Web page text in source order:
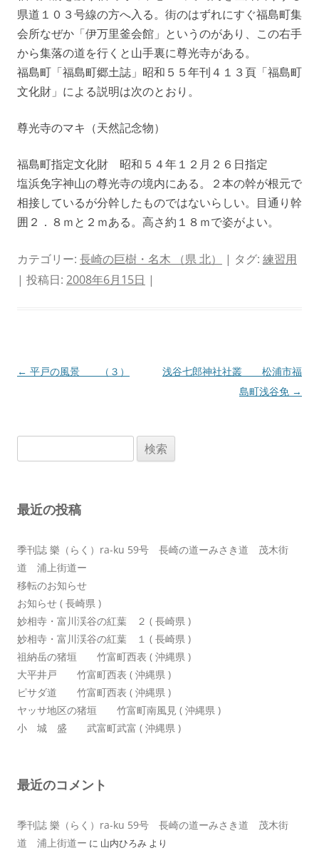
県道１０３号線の方へ入る。街のはずれにすぐ福島町集
会所なぜか「伊万里釜会館」というのがあり、この右手
から集落の道を行くと山手裏に尊光寺がある。
福島町「福島町郷土誌」昭和５５年刊４１３頁「福島町
文化財」による説明は次のとおり。
尊光寺のマキ（天然記念物）
福島町指定文化財 昭和５４年１２月２６日指定
塩浜免字神山の尊光寺の境内にある。２本の幹が根元で
相接しているが分幹したものではないらしい。目通り幹
囲２．８ｍと２ｍある。高さ約１８ｍで姿がよい。
カテゴリー: 長崎の巨樹・名木 （県 北） | タグ: 練習用
| 投稿日: 2008年6月15日 |
投
ョ
← 平戸の風景 （３）
浅谷七郎神社社叢 松浦市福
島町浅谷免 →
索:
最近の投稿
季刊誌 樂（らく）ra-ku 59号 長崎の道ーみさき道 茂木街
道 浦上街道ー
移転のお知らせ
お知らせ ( 長崎県 )
妙相寺・富川渓谷の紅葉 ２ ( 長崎県 )
妙相寺・富川渓谷の紅葉 １ ( 長崎県 )
祖納岳の猪垣 竹富町西表 ( 沖縄県 )
大平井戸 竹富町西表 ( 沖縄県 )
ピサダ道 竹富町西表 ( 沖縄県 )
ヤッサ地区の猪垣 竹富町南風見 ( 沖縄県 )
小 城 盛 武富町武富 ( 沖縄県 )
最近のコメント
季刊誌 樂（らく）ra-ku 59号 長崎の道ーみさき道 茂木街
道 浦上街道ー に 山内ひろみ より